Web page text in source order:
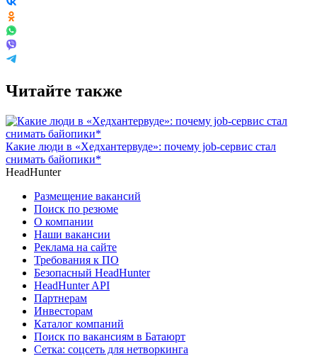
Читайте также
Какие люди в «Хедхантервуде»: почему job-сервис стал
снимать байопики*
HeadHunter
Размещение вакансий
Поиск по резюме
О компании
Наши вакансии
Реклама на сайте
Требования к ПО
Безопасный HeadHunter
HeadHunter API
Партнерам
Инвесторам
Каталог компаний
Поиск по вакансиям в Батаюрт
Сетка: соцсеть для нетворкинга